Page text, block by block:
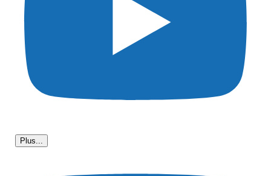
Plus...